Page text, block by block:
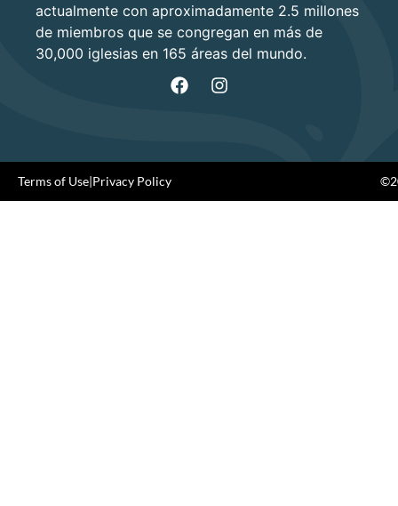
actualmente con aproximadamente 2.5 millones
de miembros que se congregan en más de
30,000 iglesias en 165 áreas del mundo.
Terms of Use Privacy Policy